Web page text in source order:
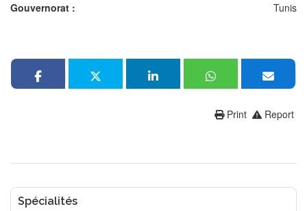
Gouvernorat :
Tunis
Report
Print
Spécialités